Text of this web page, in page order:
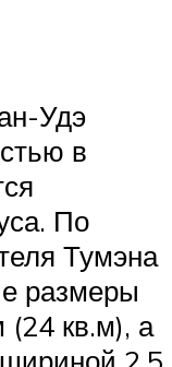
Удэ
в
По
Тумэна
размеры
кв.м), а